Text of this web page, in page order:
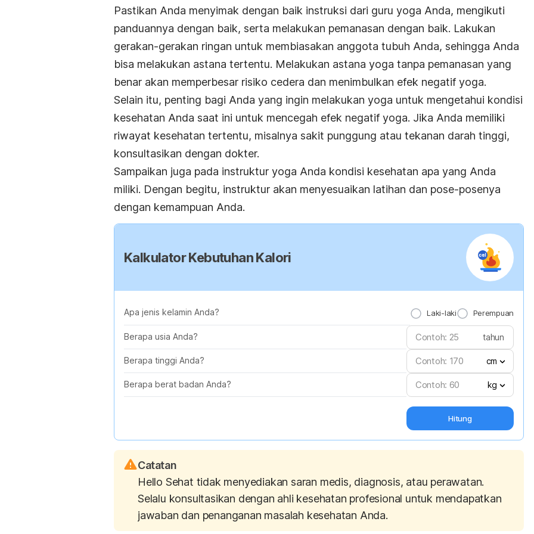
Pastikan Anda menyimak dengan baik instruksi dari guru yoga Anda, mengikuti
panduannya dengan baik, serta melakukan pemanasan dengan baik. Lakukan
gerakan-gerakan ringan untuk membiasakan anggota tubuh Anda, sehingga Anda
bisa melakukan astana tertentu. Melakukan astana yoga tanpa pemanasan yang
benar akan memperbesar risiko cedera dan menimbulkan efek negatif yoga.
Selain itu, penting bagi Anda yang ingin melakukan yoga untuk mengetahui kondisi
kesehatan Anda saat ini untuk mencegah efek negatif yoga. Jika Anda memiliki
riwayat kesehatan tertentu, misalnya sakit punggung atau tekanan darah tinggi,
konsultasikan dengan dokter.
Sampaikan juga pada instruktur yoga Anda kondisi kesehatan apa yang Anda
miliki. Dengan begitu, instruktur akan menyesuaikan latihan dan pose-posenya
dengan kemampuan Anda.
Kalkulator Kebutuhan Kalori
Apa jenis kelamin Anda? Laki-laki Perempuan
Berapa usia Anda? tahun
Berapa tinggi Anda? cm
Berapa berat badan Anda? kg
Hitung
Catatan
Hello Sehat tidak menyediakan saran medis, diagnosis, atau perawatan.
Selalu konsultasikan dengan ahli kesehatan profesional untuk mendapatkan
jawaban dan penanganan masalah kesehatan Anda.